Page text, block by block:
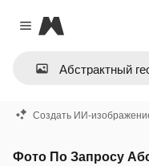
Close menu
Magnific
Создать ИИ-